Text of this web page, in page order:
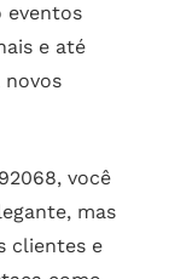
eventos
e até
novos
você
mas
clientes e